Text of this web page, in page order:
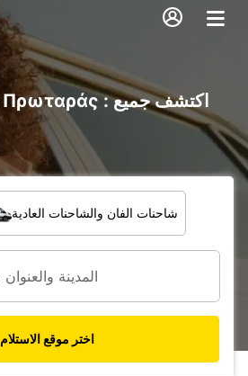
شاحنات الفان والشاحنات العادية
اختر موقع الاستلام